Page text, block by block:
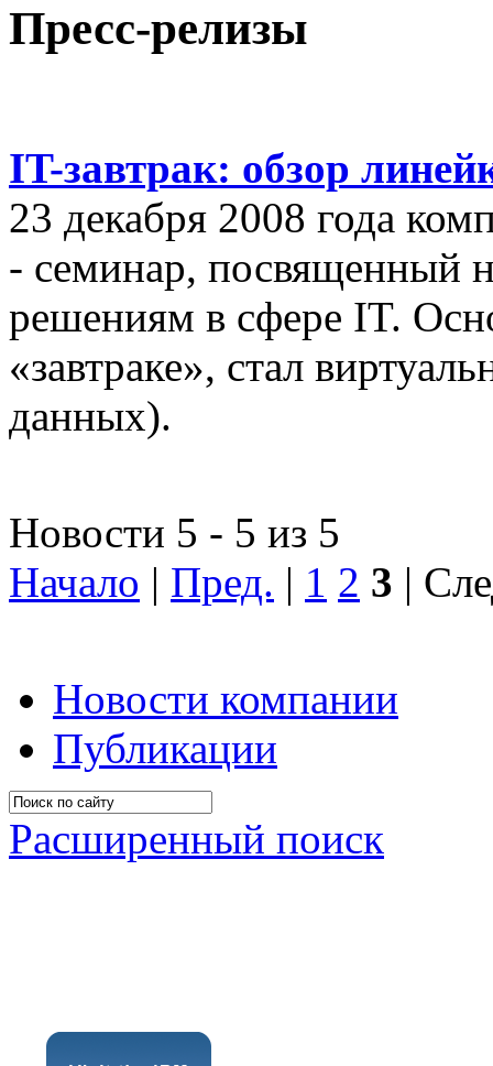
Пресс-релизы
IT-завтрак: обзор
23 декабря 2008 года
- семинар, посвященный
решениям в сфере IT.
«завтраке», стал
данных).
Новости 5 - 5 из 5
Начало | Пред. | 1 2 3 |
Новости компании
Публикации
Расширенный поиск